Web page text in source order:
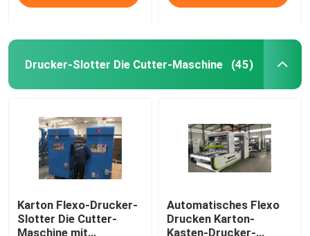
Drucker-Slotter Die Cutter-Maschine (45)
Karton Flexo-Drucker-
Slotter Die Cutter-
Maschine mit
Automatisches Flexo
Drucken Karton-
Kasten-Drucker-